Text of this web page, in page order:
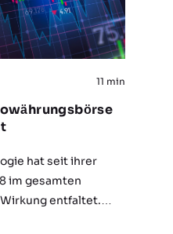
11 min
hat seit ihrer
im gesamten
entfaltet.